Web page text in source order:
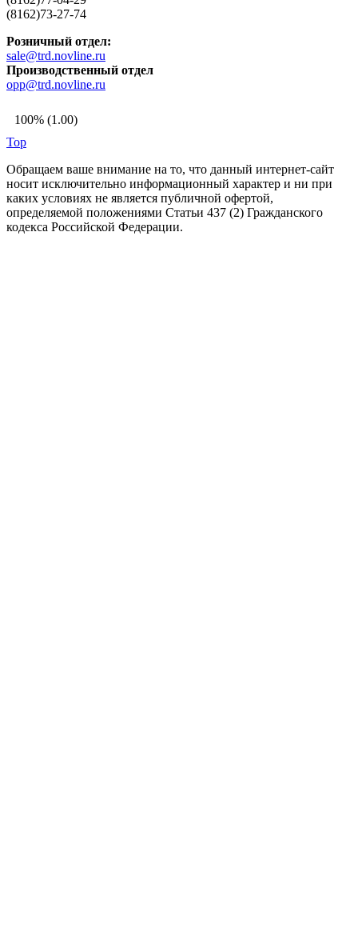
(8162)73-27-74
Розничный отдел:
sale@trd.novline.ru
Производственный отдел
opp@trd.novline.ru
100% (1.00)
Top
Обращаем ваше внимание на то, что данный интернет-сайт
носит исключительно информационный характер и ни при
каких условиях не является публичной офертой,
определяемой положениями Статьи 437 (2) Гражданского
кодекса Российской Федерации.